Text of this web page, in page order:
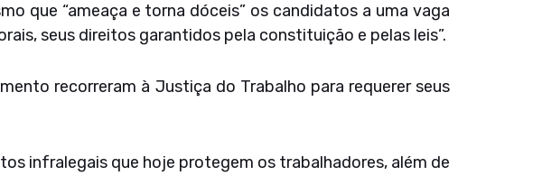
que “ameaça e torna dóceis” os candidatos a uma vaga
seus direitos garantidos pela constituição e pelas leis”.
recorreram à Justiça do Trabalho para requerer seus
infralegais que hoje protegem os trabalhadores, além de